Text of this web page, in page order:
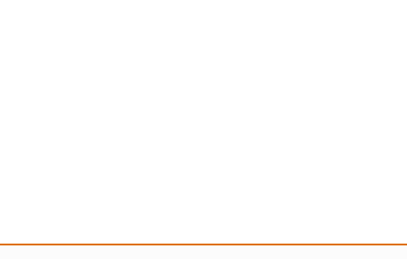
Sertão nordestino recebe Ação Cooperada com